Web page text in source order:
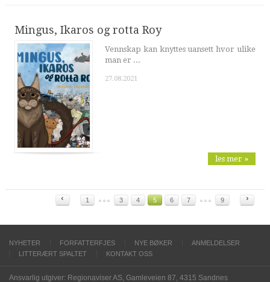
Mingus, Ikaros og rotta Roy
Vennskap kan knyttes uansett hvor ulike
man er ...
27.08.2021
les mer »
‹ 1 3 4 5 6 7 9 ›
NYHETER FORFATTERFJES NYE BØKER
ANMELDELSER
LITTERÆRT SPALTET
KONTAKT OSS
Ansvarlig utgiver: Regionaviser AS, Gamleveien 87, 4315 Sandnes